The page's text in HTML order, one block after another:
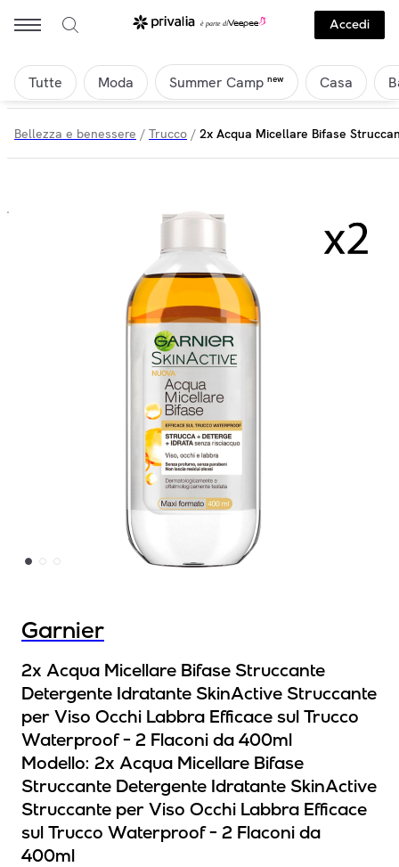
Accedi
Tutte Moda Summer Camp new Casa
Bellezza e benessere / Trucco / 2x Acqua Micellare Bifase
Garnier
2x Acqua Micellare Bifase Struccante
Detergente Idratante SkinActive Struccante
per Viso Occhi Labbra Efficace sul Trucco
Waterproof - 2 Flaconi da 400ml
Modello: 2x Acqua Micellare Bifase
Struccante Detergente Idratante SkinActive
Struccante per Viso Occhi Labbra Efficace
sul Trucco Waterproof - 2 Flaconi da
400ml